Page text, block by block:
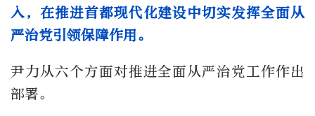
入，在推进首都现代化建设中切实发挥全面从
严治党引领保障作用。
尹力从六个方面对推进全面从严治党工作作出
部署。